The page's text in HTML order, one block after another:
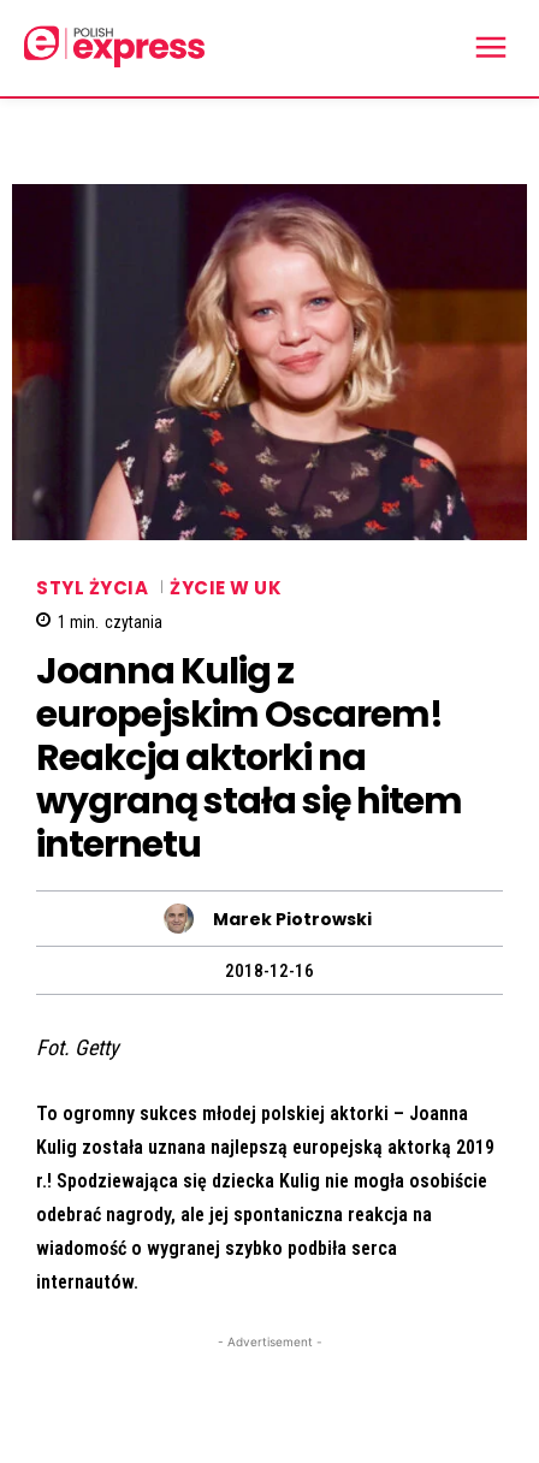
STYL ŻYCIA ŻYCIE W UK
1 min. czytania
Joanna Kulig z
europejskim Oscarem!
Reakcja aktorki na
wygraną stała się hitem
internetu
Marek Piotrowski
2018-12-16
Fot. Getty
To ogromny sukces młodej polskiej aktorki – Joanna
Kulig została uznana najlepszą europejską aktorką 2019
r.! Spodziewająca się dziecka Kulig nie mogła osobiście
odebrać nagrody, ale jej spontaniczna reakcja na
wiadomość o wygranej szybko podbiła serca
internautów.
- Advertisement -